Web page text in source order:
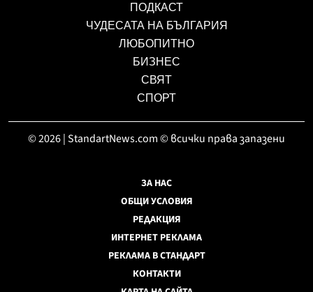
ПОДКАСТ
ЧУДЕСАТА НА БЪЛГАРИЯ
ЛЮБОПИТНО
БИЗНЕС
СВЯТ
СПОРТ
© 2026 | StandartNews.com © всички права запазени
ЗА НАС
ОБЩИ УСЛОВИЯ
РЕДАКЦИЯ
ИНТЕРНЕТ РЕКЛАМА
РЕКЛАМА В СТАНДАРТ
КОНТАКТИ